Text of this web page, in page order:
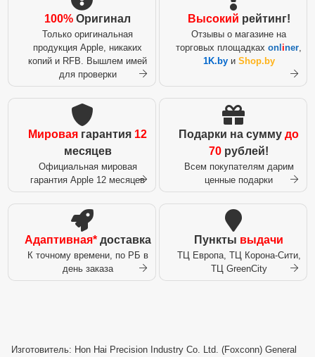
100% Оригинал
Только оригинальная
продукция Apple, никаких
копий и RFB. Вышлем имей
для проверки
Высокий рейтинг!
Отзывы о магазине на
торговых площадках onl iner,
1K.byи Shop.by
Мировая гарантия 12
месяцев
Официальная мировая
гарантия Apple 12 месяцев
Подарки на сумму до
70 рублей!
Всем покупателям дарим
ценные подарки
Адаптивная*доставка
К точному времени, по РБ в
день заказа
Пункты выдачи
ТЦ Европа, ТЦ Корона-Сити,
ТЦ GreenCity
Изготовитель: Hon Hai Precision Industry Co. Ltd. (Foxconn) General